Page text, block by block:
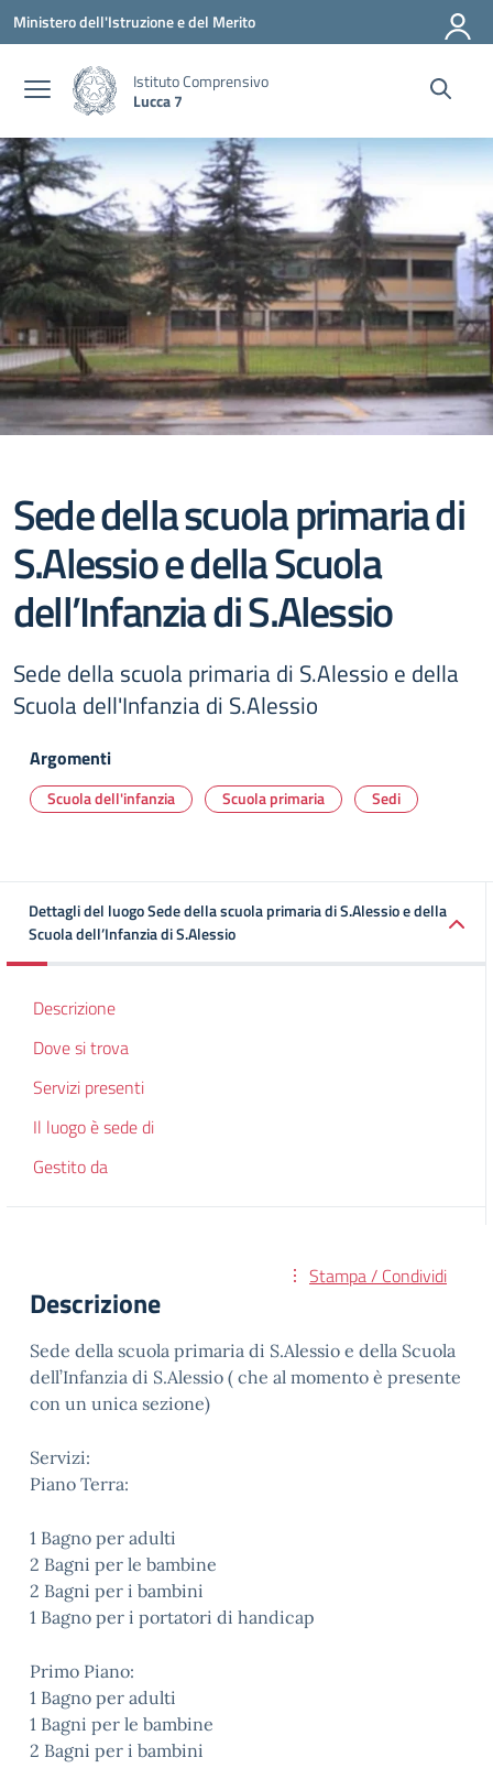
Vai ai contenuti
Vai al menu di navigazione
Vai al footer
Ministero dell'Istruzione e del Merito
Istituto Comprensivo
Lucca 7
Sede della scuola primaria di
S.Alessio e della Scuola
dell’Infanzia di S.Alessio
Sede della scuola primaria di S.Alessio e della
Scuola dell'Infanzia di S.Alessio
Argomenti
Scuola dell'infanzia Scuola primaria Sedi
Dettagli del luogo Sede della scuola primaria di S.Alessio e della
Scuola dell’Infanzia di S.Alessio
Descrizione
Dove si trova
Servizi presenti
Il luogo è sede di
Gestito da
Stampa / Condividi
Descrizione
Sede della scuola primaria di S.Alessio e della Scuola
dell’Infanzia di S.Alessio ( che al momento è presente
con un unica sezione)
Servizi:
Piano Terra:
1 Bagno per adulti
2 Bagni per le bambine
2 Bagni per i bambini
1 Bagno per i portatori di handicap
Primo Piano:
1 Bagno per adulti
1 Bagni per le bambine
2 Bagni per i bambini